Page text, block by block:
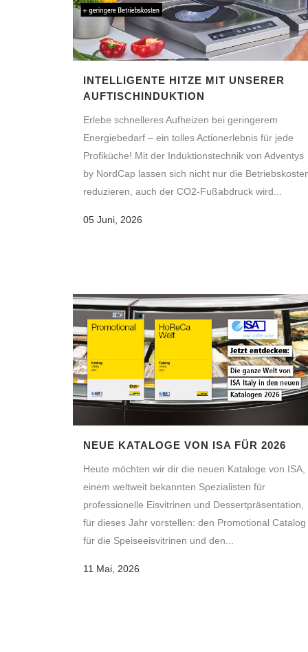
INTELLIGENTE HITZE MIT UNSERER
AUFTISCHINDUKTION
Erlebe schnelleres Aufheizen bei geringerem
Energiebedarf – ein tolles Actionerlebnis für jede
Profiküche! Mit der Induktionstechnik von Adventys
by NordCap lassen sich nicht nur die
reduzieren, auch der CO2-Fußabdruck wird...
05 Juni, 2026
NEUE KATALOGE VON ISA FÜR 2026
Heute möchten wir dir die neuen Kataloge von ISA,
einem weltweit bekannten Spezialisten für
professionelle Eisvitrinen und Dessertpräsentation,
für dieses Jahr vorstellen: den Promotional Catalog
für die Speiseeisvitrinen und den...
11 Mai, 2026